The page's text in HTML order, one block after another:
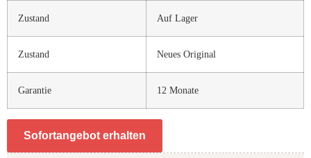
Zustand Auf Lager
Zustand Neues Original
Garantie 12 Monate
Sofortangebot erhalten